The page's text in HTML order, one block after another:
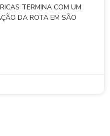
TERMINA COM UM
DA ROTA EM SÃO